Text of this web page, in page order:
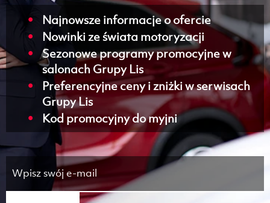
Najnowsze informacje o ofercie
Nowinki ze świata motoryzacji
Sezonowe programy promocyjne w
salonach Grupy Lis
Preferencyjne ceny i zniżki w serwisach
Grupy Lis
Kod promocyjny do myjni